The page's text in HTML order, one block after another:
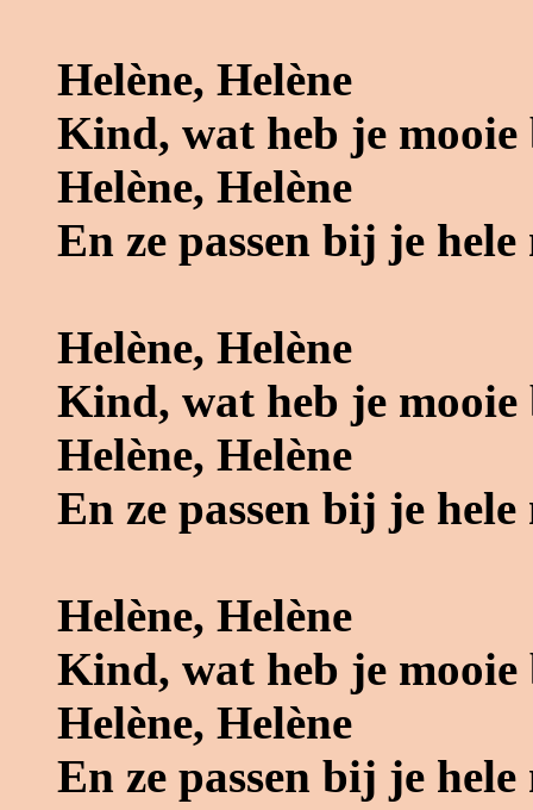
Helène, Helène
Kind, wat heb je mooie
Helène, Helène
En ze passen bij je hele
Helène, Helène
Kind, wat heb je mooie
Helène, Helène
En ze passen bij je hele
Helène, Helène
Kind, wat heb je mooie
Helène, Helène
En ze passen bij je hele